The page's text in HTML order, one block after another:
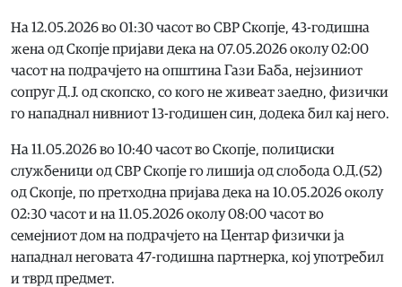
На 12.05.2026 во 01:30 часот во СВР Скопје, 43-годишна
жена од Скопје пријави дека на 07.05.2026 околу 02:00
часот на подрачјето на општина Гази Баба, нејзиниот
сопруг Д.Ј. од скопско, со кого не живеат заедно, физички
го нападнал нивниот 13-годишен син, додека бил кај него.
На 11.05.2026 во 10:40 часот во Скопје, полициски
службеници од СВР Скопје го лишија од слобода О.Д.(52)
од Скопје, по претходна пријава дека на 10.05.2026 околу
02:30 часот и на 11.05.2026 околу 08:00 часот во
семејниот дом на подрачјето на Центар физички ја
нападнал неговата 47-годишна партнерка, кој употребил
и тврд предмет.